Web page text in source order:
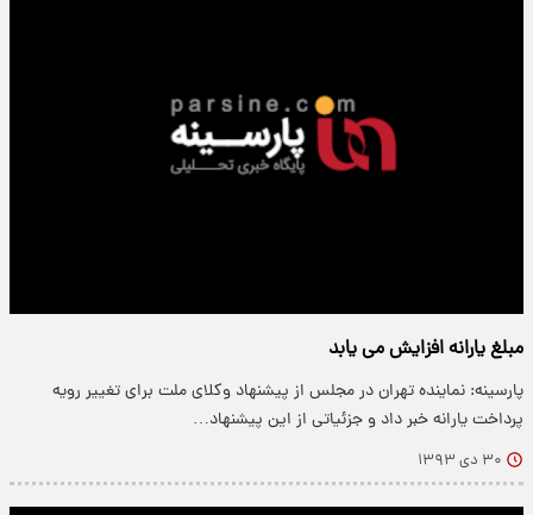
مبلغ یارانه افزایش می یابد
پارسینه: نماینده تهران در مجلس از پیشنهاد وکلای ملت برای تغییر رویه
پرداخت یارانه خبر داد و جزئیاتی از این پیشنهاد…
۳۰ دی ۱۳۹۳